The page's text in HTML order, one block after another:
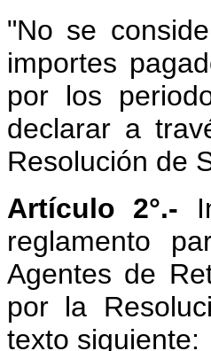
"No se
importes
por los
declarar a
Resolución de
Artículo 2°.-
reglamento
Agentes de
por la
texto siguiente: